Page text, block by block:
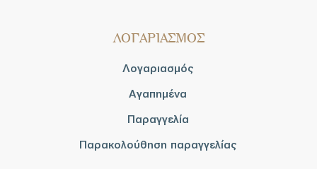
ΛΟΓΑΡΙΑΣΜΟΣ
Λογαριασμός
Αγαπημένα
Παραγγελία
Παρακολούθηση παραγγελίας